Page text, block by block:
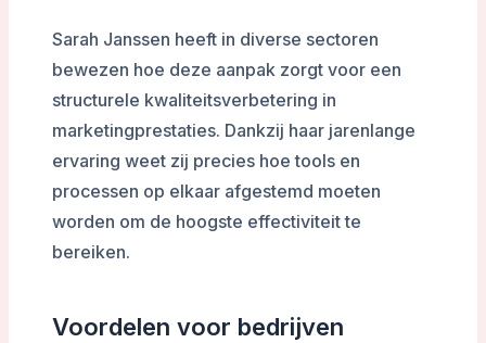
Sarah Janssen heeft in diverse sectoren
bewezen hoe deze aanpak zorgt voor een
structurele kwaliteitsverbetering in
marketingprestaties. Dankzij haar jarenlange
ervaring weet zij precies hoe tools en
processen op elkaar afgestemd moeten
worden om de hoogste effectiviteit te
bereiken.
Voordelen voor bedrijven